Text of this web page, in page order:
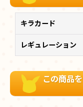
キラカード
レギュレーション
この商品